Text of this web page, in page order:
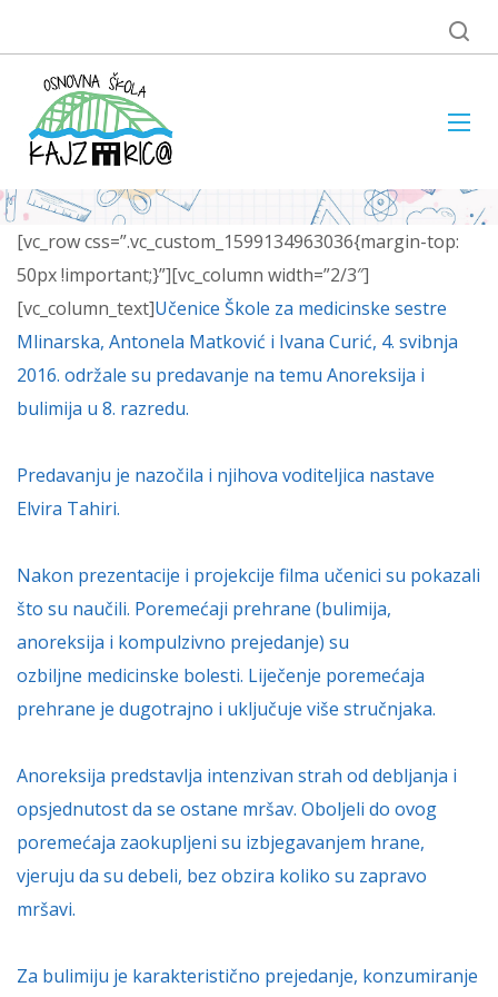
[vc_row css=”.vc_custom_1599134963036{margin-top:
50px !important;}”][vc_column width=”2/3″]
[vc_column_text]Učenice Škole za medicinske sestre
Mlinarska, Antonela Matković i Ivana Curić, 4. svibnja
2016. održale su predavanje na temu Anoreksija i
bulimija u 8. razredu.
Predavanju je nazočila i njihova voditeljica nastave
Elvira Tahiri.
Nakon prezentacije i projekcije filma učenici su pokazali
što su naučili. Poremećaji prehrane (bulimija,
anoreksija i kompulzivno prejedanje) su
ozbiljne medicinske bolesti. Liječenje poremećaja
prehrane je dugotrajno i uključuje više stručnjaka.
Anoreksija predstavlja intenzivan strah od debljanja i
opsjednutost da se ostane mršav. Oboljeli do ovog
poremećaja zaokupljeni su izbjegavanjem hrane,
vjeruju da su debeli, bez obzira koliko su zapravo
mršavi.
Za bulimiju je karakteristično prejedanje, konzumiranje